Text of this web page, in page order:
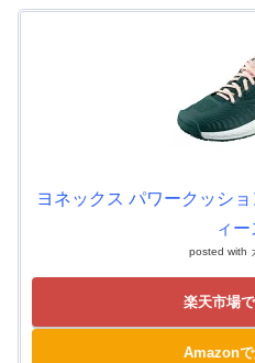
ヨネックス パワークッシ
ィー
posted with
楽天市場
Amazon